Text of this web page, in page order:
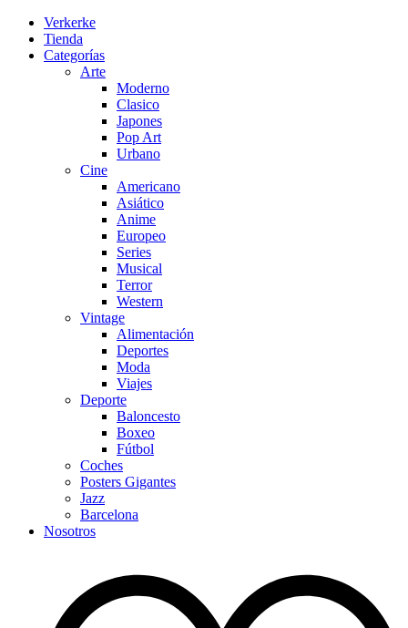
Verkerke
Tienda
Categorías
Arte
Moderno
Clasico
Japones
Pop Art
Urbano
Cine
Americano
Asiático
Anime
Europeo
Series
Musical
Terror
Western
Vintage
Alimentación
Deportes
Moda
Viajes
Deporte
Baloncesto
Boxeo
Fútbol
Coches
Posters Gigantes
Jazz
Barcelona
Nosotros